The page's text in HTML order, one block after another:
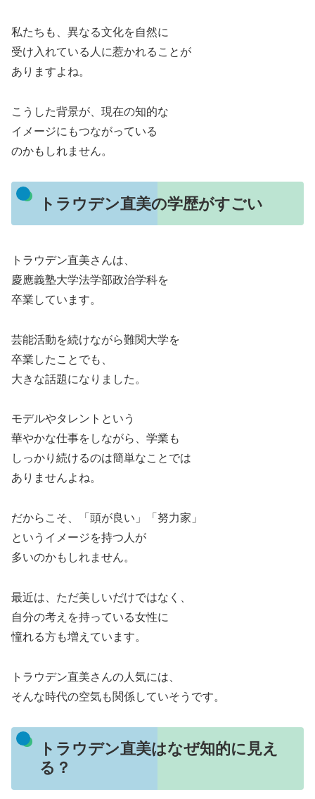
私たちも、異なる文化を自然に
受け入れている人に惹かれることが
ありますよね。
こうした背景が、現在の知的な
イメージにもつながっている
のかもしれません。
トラウデン直美の学歴がすごい
トラウデン直美さんは、
慶應義塾大学法学部政治学科を
卒業しています。
芸能活動を続けながら難関大学を
卒業したことでも、
大きな話題になりました。
モデルやタレントという
華やかな仕事をしながら、学業も
しっかり続けるのは簡単なことでは
ありませんよね。
だからこそ、「頭が良い」「努力家」
というイメージを持つ人が
多いのかもしれません。
最近は、ただ美しいだけではなく、
自分の考えを持っている女性に
憧れる方も増えています。
トラウデン直美さんの人気には、
そんな時代の空気も関係していそうです。
トラウデン直美はなぜ知的に見え
る？